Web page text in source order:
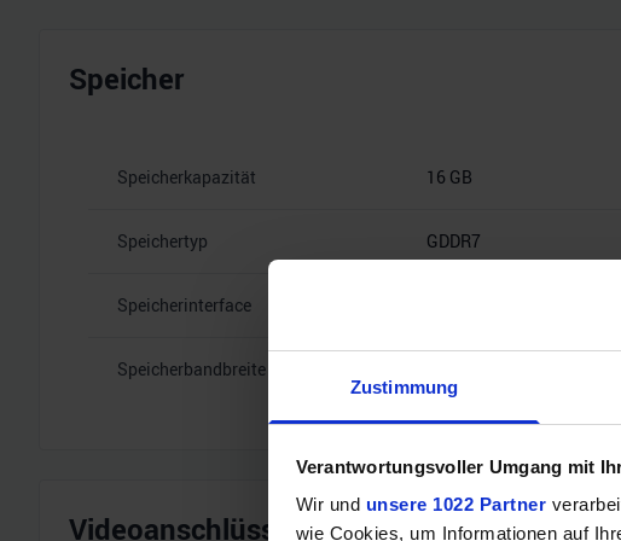
Zustimmung
Verantwortungsvoller Umgang mit
Wir und unsere 1022 Partner
wie Cookies, um Informationen auf
Speicher
Speicherkapazität 16 GB
Speichertyp GDDR7
Speicherinterface
Speicherbandbreite
Videoanschlüsse